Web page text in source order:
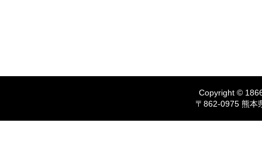
Copyright ©
〒862-0975 熊本